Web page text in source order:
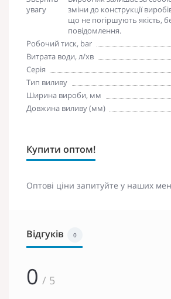
увагу
зміни до конструкції
що не погіршують якість,
повідомлення.
Робочий тиск, bar
Витрата води, л/хв
Серія
Тип виливу
Ширина вироби, мм
Довжина виливу (мм)
Купити оптом!
Оптові ціни запитуйте у наших
Відгуків 0
0 / 5